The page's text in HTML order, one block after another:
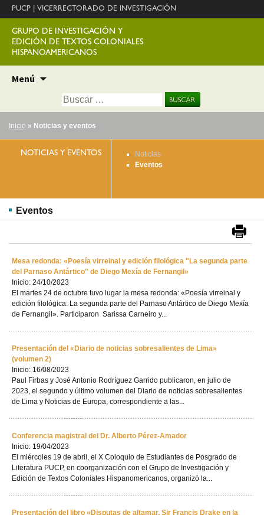
PUCP VICERRECTORADO DE INVESTIGACIÓN
GRUPO DE INVESTIGACIÓN Y
EDICIÓN DE TEXTOS COLONIALES
HISPANOAMERICANOS
Menú
contenido
Buscar:
Inicio » Noticias y eventos
NOTICIAS Y EVENTOS
Noticias
Eventos
Eventos
Mesa redonda: «Poesía virreinal y edición filológica "La segunda parte
del Parnaso Antártico" de Diego Mexía de Fernangil»
Inicio: 24/10/2023
El martes 24 de octubre tuvo lugar la mesa redonda: «Poesía virreinal y
edición filológica: La segunda parte del Parnaso Antártico de Diego Mexía
de Fernangil». Participaron Sarissa Carneiro y...
Presentación del «Diario de noticias sobresalientes de Lima»
(volumen 2)
Inicio: 16/08/2023
Paul Firbas y José Antonio Rodríguez Garrido publicaron, en julio de
2023, el segundo y último volumen del Diario de noticias sobresalientes
de Lima y Noticias de Europa, correspondiente a las...
Conferencia magistral del Dr. Alberto Pérez-Amador
Inicio: 19/04/2023
El miércoles 19 de abril, el X Coloquio de Estudiantes de Posgrado de
Literatura PUCP, en coorganización con el Grupo de Investigación y
Edición de Textos Coloniales Hispanomericanos, organizó la...
Presentación del libro «Disputas de altamar. Sir Francis Drake en la